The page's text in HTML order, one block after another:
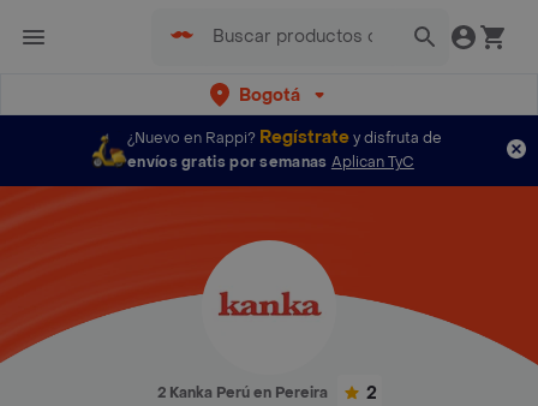
Bogotá
¿Nuevo en Rappi? Regístratey disfruta de
envíos gratis por semanas Aplican TyC
2 Kanka Perú en Pereira 2